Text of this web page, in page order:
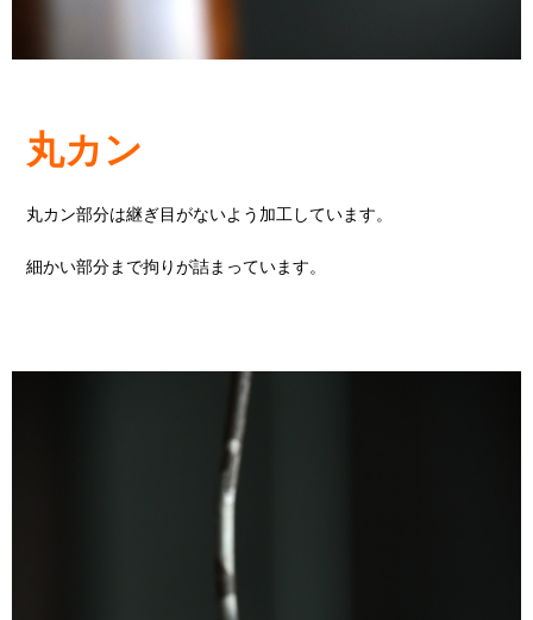
丸カン
丸カン部分は継ぎ目がないよう加工しています。
細かい部分まで拘りが詰まっています。